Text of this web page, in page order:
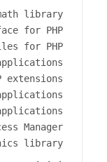
. . .